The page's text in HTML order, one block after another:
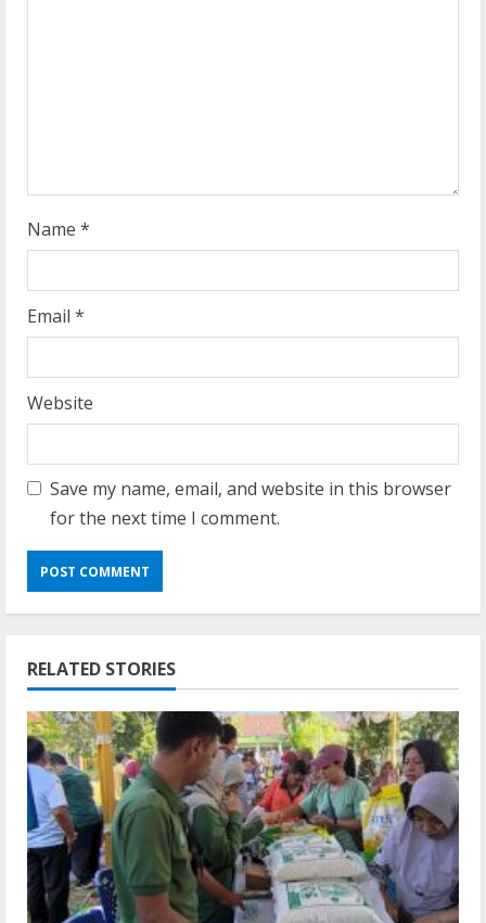
Name *
Email *
Website
Save my name, email, and website in this browser
for the next time I comment.
RELATED STORIES